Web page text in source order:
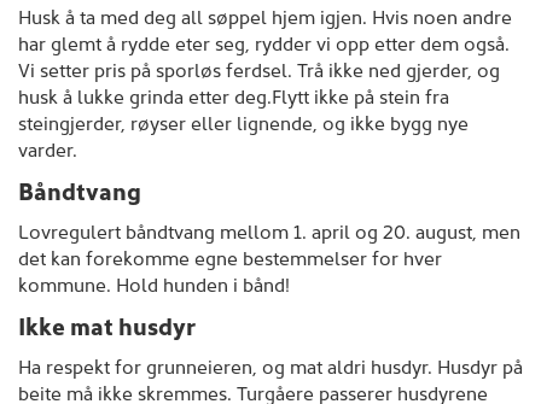
Husk å ta med deg all søppel hjem igjen. Hvis noen andre
har glemt å rydde eter seg, rydder vi opp etter dem også.
Vi setter pris på sporløs ferdsel. Trå ikke ned gjerder, og
husk å lukke grinda etter deg.Flytt ikke på stein fra
steingjerder, røyser eller lignende, og ikke bygg nye
varder.
Båndtvang
Lovregulert båndtvang mellom 1. april og 20. august, men
det kan forekomme egne bestemmelser for hver
kommune. Hold hunden i bånd!
Ikke mat husdyr
Ha respekt for grunneieren, og mat aldri husdyr. Husdyr på
beite må ikke skremmes. Turgåere passerer husdyrene